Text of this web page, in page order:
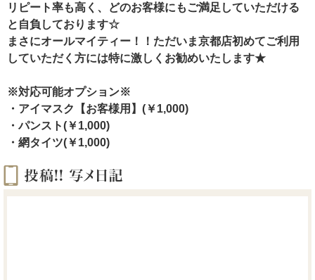
リピート率も高く、どのお客様にもご満足していただける
と自負しております☆
まさにオールマイティー！！ただいま京都店初めてご利用
していただく方には特に激しくお勧めいたします★
※対応可能オプション※
・アイマスク【お客様用】(￥1,000)
・パンスト(￥1,000)
・網タイツ(￥1,000)